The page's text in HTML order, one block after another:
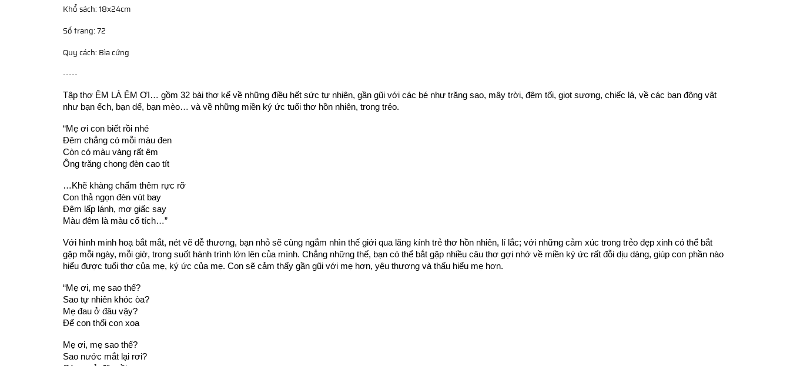
Khổ sách: 18x24cm
Số trang: 72
Quy cách: Bìa cứng
-----
Tập thơ ÊM LÀ ÊM ƠI… gồm 32 bài thơ kể về những điều hết sức tự nhiên, gần gũi với các bé như trăng sao, mây trời, đêm tối, giọt sương, chiếc lá, về các bạn động vật
như bạn ếch, bạn dế, bạn mèo… và về những miền ký ức tuổi thơ hồn nhiên, trong trẻo.
“Mẹ ơi con biết rồi nhé
Đêm chẳng có mỗi màu đen
Còn có màu vàng rất êm
Ông trăng chong đèn cao tít
…Khẽ khàng chấm thêm rực rỡ
Con thả ngọn đèn vút bay
Đêm lấp lánh, mơ giấc say
Màu đêm là màu cổ tích…”
Với hình minh hoạ bắt mắt, nét vẽ dễ thương, bạn nhỏ sẽ cùng ngắm nhìn thế giới qua lăng kính trẻ thơ hồn nhiên, lí lắc; với những cảm xúc trong trẻo đẹp xinh có thể bắt
gặp mỗi ngày, mỗi giờ, trong suốt hành trình lớn lên của mình. Chẳng những thế, bạn có thể bắt gặp nhiều câu thơ gợi nhớ về miền ký ức rất đỗi dịu dàng, giúp con phần nào
hiểu được tuổi thơ của mẹ, ký ức của mẹ. Con sẽ cảm thấy gần gũi với mẹ hơn, yêu thương và thấu hiểu mẹ hơn.
“Mẹ ơi, mẹ sao thế?
Sao tự nhiên khóc òa?
Mẹ đau ở đâu vậy?
Để con thổi con xoa
Mẹ ơi, mẹ sao thế?
Sao nước mắt lại rơi?